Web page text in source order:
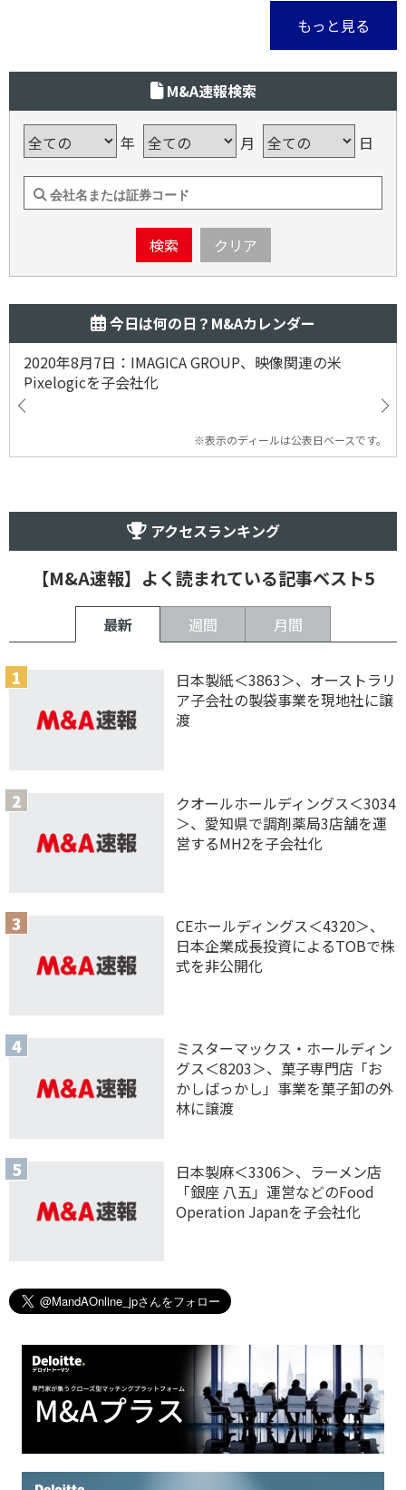
もっと見る
M&A速報検索
年 月 日
検索 クリア
今日は何の日？M&Aカレンダー
2020年8月7日：IMAGICA GROUP、映像関連の米
Pixelogicを子会社化
※表示のディールは公表日ベースです。
アクセスランキング
【M&A速報】よく読まれている記事ベスト5
最新 週間 月間
日本製紙＜3863＞、オーストラリ
ア子会社の製袋事業を現地社に譲
渡
クオールホールディングス＜3034
＞、愛知県で調剤薬局3店舗を運
営するMH2を子会社化
CEホールディングス＜4320＞、
日本企業成長投資によるTOBで株
式を非公開化
ミスターマックス・ホールディン
グス＜8203＞、菓子専門店「お
かしばっかし」事業を菓子卸の外
林に譲渡
日本製麻＜3306＞、ラーメン店
「銀座 八五」運営などのFood
Operation Japanを子会社化